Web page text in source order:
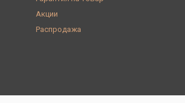
Акции
Распродажа